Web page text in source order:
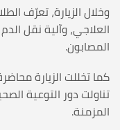
وخلال الزيارة، تعرّف
العلاجي، وآلية نقل
المصابون.
كما تخللت الزيارة
تناولت دور التوعية
المزمنة.